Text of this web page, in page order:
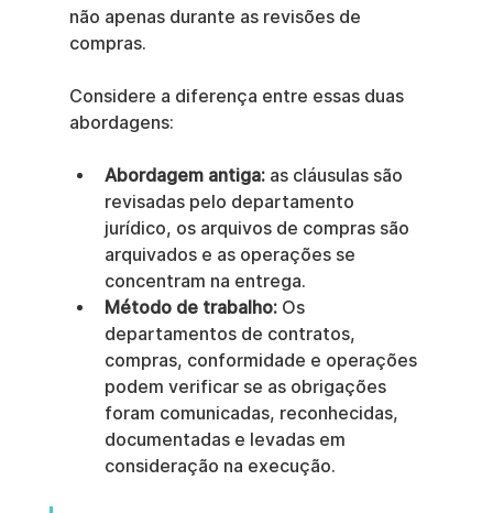
não apenas durante as revisões de
compras.
Considere a diferença entre essas duas
abordagens:
Abordagem antiga: as cláusulas são
revisadas pelo departamento
jurídico, os arquivos de compras são
arquivados e as operações se
concentram na entrega.
Método de trabalho: Os
departamentos de contratos,
compras, conformidade e operações
podem verificar se as obrigações
foram comunicadas, reconhecidas,
documentadas e levadas em
consideração na execução.